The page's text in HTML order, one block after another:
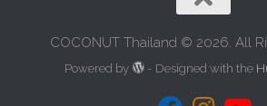
COCONUT Thailand © 2026. All
Powered by - Designed with the